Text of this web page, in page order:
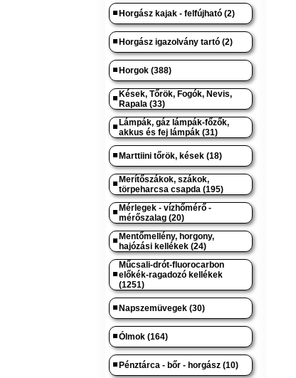
Horgász kajak - felfújható (2)
Horgász igazolvány tartó (2)
Horgok (388)
Kések, Tőrök, Fogók, Nevis,
Rapala (33)
Lámpák, gáz lámpák-főzők,
akkus és fej lámpák (31)
Marttiini tőrök, kések (18)
Merítőszákok, szákok,
törpeharcsa csapda (195)
Mérlegek - vízhőmérő -
mérőszalag (20)
Mentőmellény, horgony,
hajózási kellékek (24)
Műcsali-drót-fluorocarbon
előkék-ragadozó kellékek
(1251)
Napszemüvegek (30)
Ólmok (164)
Pénztárca - bőr - horgász (10)